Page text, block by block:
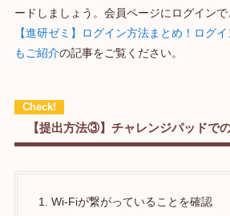
ードしましょう。会員ページにログインで
【進研ゼミ】ログイン方法まとめ！ログ
もご紹介の記事をご覧ください。
【提出方法③】チャレンジパッドで
Wi-Fiが繋がっていることを確認